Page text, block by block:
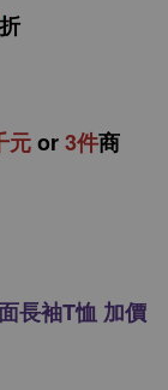
折
元or3件商
長袖T恤 加價